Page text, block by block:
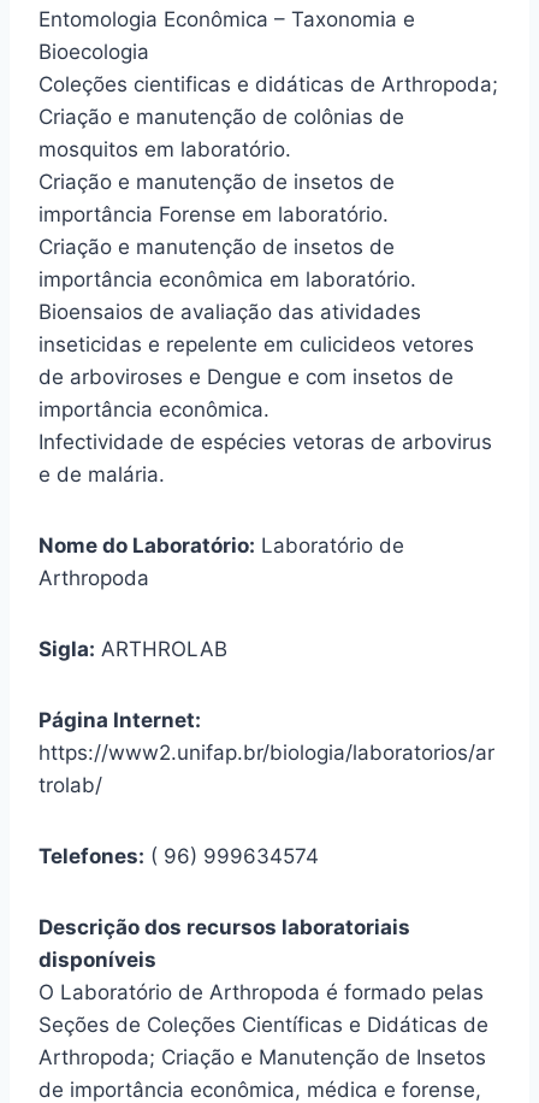
Entomologia Econômica – Taxonomia e
Bioecologia
Coleções cientificas e didáticas de Arthropoda;
Criação e manutenção de colônias de
mosquitos em laboratório.
Criação e manutenção de insetos de
importância Forense em laboratório.
Criação e manutenção de insetos de
importância econômica em laboratório.
Bioensaios de avaliação das atividades
inseticidas e repelente em culicideos vetores
de arboviroses e Dengue e com insetos de
importância econômica.
Infectividade de espécies vetoras de arbovirus
e de malária.
Nome do Laboratório: Laboratório de
Arthropoda
Sigla: ARTHROLAB
Página Internet:
https://www2.unifap.br/biologia/laboratorios/ar
trolab/
Telefones: ( 96) 999634574
Descrição dos recursos laboratoriais
disponíveis
O Laboratório de Arthropoda é formado pelas
Seções de Coleções Científicas e Didáticas de
Arthropoda; Criação e Manutenção de Insetos
de importância econômica, médica e forense,